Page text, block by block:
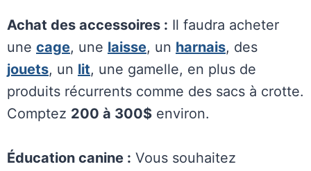
Achat des accessoires : Il faudra acheter
une cage, une laisse, un harnais, des
jouets, un lit, une gamelle, en plus de
produits récurrents comme des sacs à crotte.
Comptez 200 à 300$ environ.
Éducation canine : Vous souhaitez